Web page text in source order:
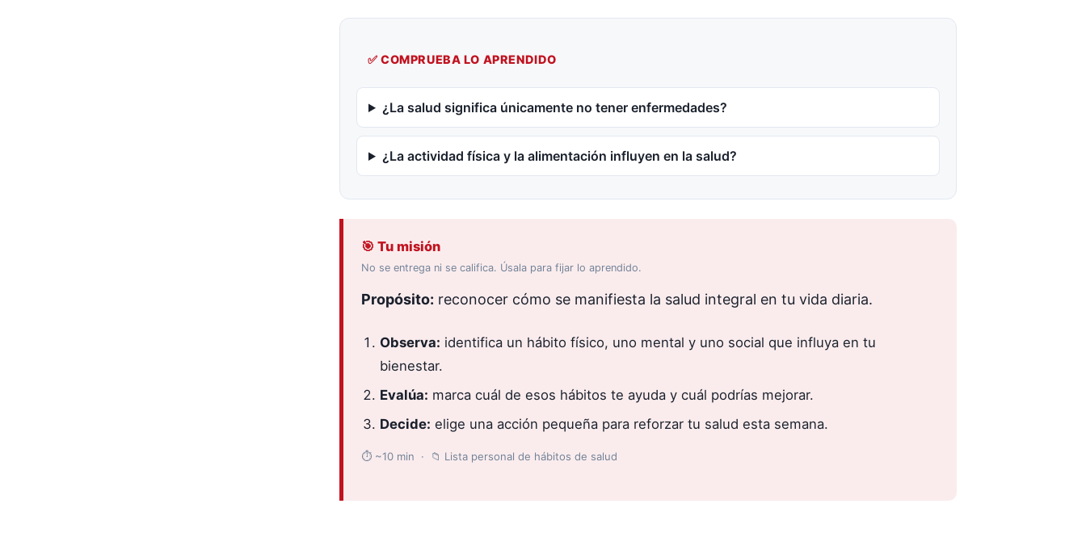
✅ COMPRUEBA LO APRENDIDO
¿La salud significa únicamente no tener enfermedades?
¿La actividad física y la alimentación influyen en la salud?
🎯 Tu misión
No se entrega ni se califica. Úsala para fijar lo aprendido.
Propósito: reconocer cómo se manifiesta la salud integral en tu vida diaria.
Observa: identifica un hábito físico, uno mental y uno social que influya en tu
bienestar.
Evalúa: marca cuál de esos hábitos te ayuda y cuál podrías mejorar.
Decide: elige una acción pequeña para reforzar tu salud esta semana.
⏱ ~10 min · 📁 Lista personal de hábitos de salud